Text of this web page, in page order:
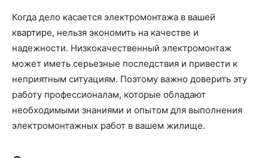
Когда дело касается электромонтажа в вашей
квартире, нельзя экономить на качестве и
надежности. Низкокачественный электромонтаж
может иметь серьезные последствия и привести к
неприятным ситуациям. Поэтому важно доверить эту
работу профессионалам, которые обладают
необходимыми знаниями и опытом для выполнения
электромонтажных работ в вашем жилище.